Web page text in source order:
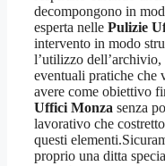
decompongono in
esperta nelle Pulizie
intervento in modo
l’utilizzo
eventuali pratiche che
avere come obiettivo
Uffici Monza senza
lavorativo che
questi
proprio una ditta